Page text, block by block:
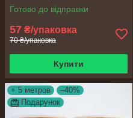
Готово до відправки
57 ₴/упаковка
70 ₴/упаковка
Купити
+ 5 метров
–40%
Подарунок